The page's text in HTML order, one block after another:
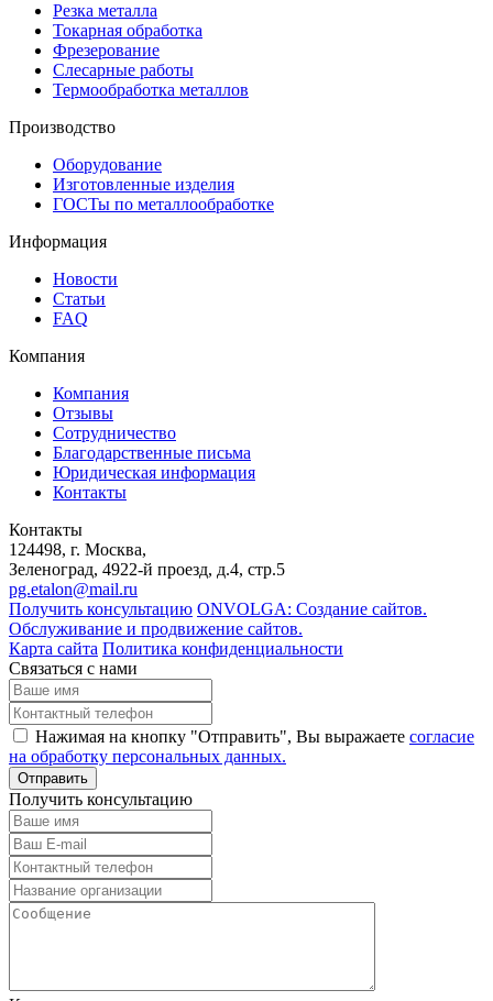
Резка металла
Токарная обработка
Фрезерование
Слесарные работы
Термообработка металлов
Производство
Оборудование
Изготовленные изделия
ГОСТы по металлообработке
Информация
Новости
Статьи
FAQ
Компания
Компания
Отзывы
Сотрудничество
Благодарственные письма
Юридическая информация
Контакты
Контакты
124498, г. Москва,
Зеленоград, 4922-й проезд, д.4, стр.5
pg.etalon@mail.ru
Получить консультацию ONVOLGA: Создание сайтов.
Обслуживание и продвижение сайтов.
Карта сайта Политика конфиденциальности
Связаться с нами
Нажимая на кнопку "Отправить", Вы выражаете согласие
на обработку персональных данных.
Отправить
Получить консультацию